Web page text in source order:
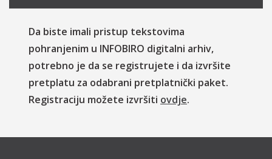
Da biste imali pristup tekstovima
pohranjenim u INFOBIRO digitalni arhiv,
potrebno je da se registrujete i da izvršite
pretplatu za odabrani pretplatnički paket.
Registraciju možete izvršiti ovdje.